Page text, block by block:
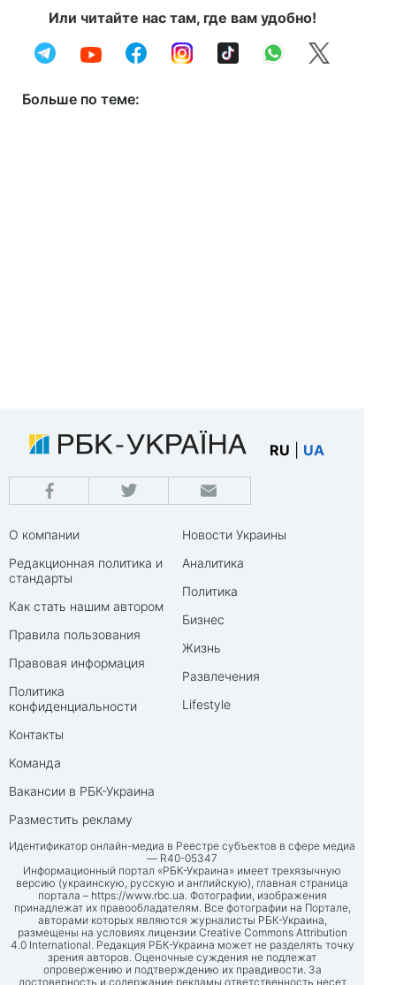
Или читайте нас там, где вам удобно!
Больше по теме:
RU UA
О компании
Редакционная политика и
стандарты
Как стать нашим автором
Правила пользования
Правовая информация
Политика
конфиденциальности
Контакты
Команда
Вакансии в РБК-Украина
Разместить рекламу
Новости Украины
Аналитика
Политика
Бизнес
Жизнь
Развлечения
Lifestyle
Идентификатор онлайн-медиа в Реестре субъектов в сфере медиа
— R40-05347
Информационный портал «РБК-Украина» имеет трехязычную
версию (украинскую, русскую и английскую), главная страница
портала – https://www.rbc.ua. Фотографии, изображения
принадлежат их правообладателям. Все фотографии на Портале,
авторами которых являются журналисты РБК-Украина,
размещены на условиях лицензии Creative Commons Attribution
4.0 International. Редакция РБК-Украина может не разделять точку
зрения авторов. Оценочные суждения не подлежат
опровержению и подтверждению их правдивости. За
достоверность и содержание рекламы ответственность несет